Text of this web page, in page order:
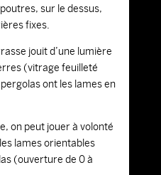
sur le dessus,
fixes.
jouit d’une lumière
(vitrage feuilleté
ont les lames en
on peut jouer à volonté
lames orientables
(ouverture de 0 à